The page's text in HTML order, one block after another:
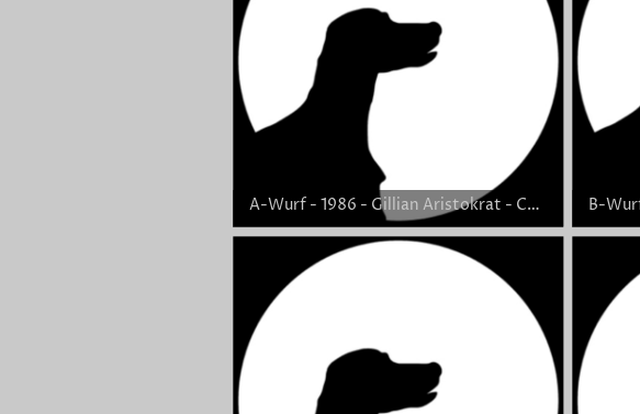
A-Wurf - 1986 - Gillian Aristokrat - Carnbargus Harris Tweed - 4,11